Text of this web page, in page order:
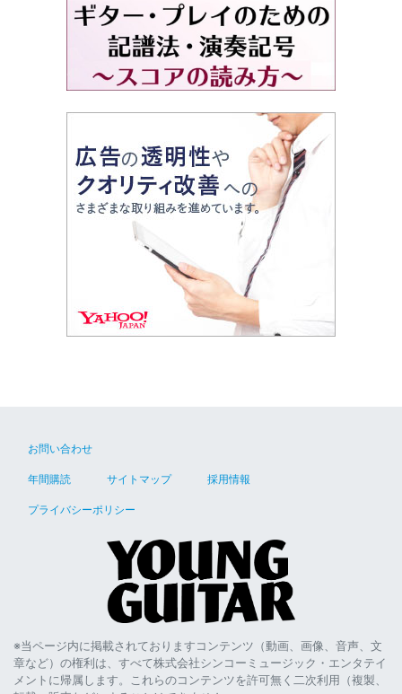
お問い合わせ
年間購読 サイトマップ 採用情報
プライバシーポリシー
※当ページ内に掲載されておりますコンテンツ（動画、画像、音声、文
章など）の権利は、すべて株式会社シンコーミュージック・エンタテイ
メントに帰属します。これらのコンテンツを許可無く二次利用（複製、